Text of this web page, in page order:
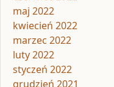
maj 2022
kwiecień 2022
marzec 2022
luty 2022
styczeń 2022
grudzień 2021